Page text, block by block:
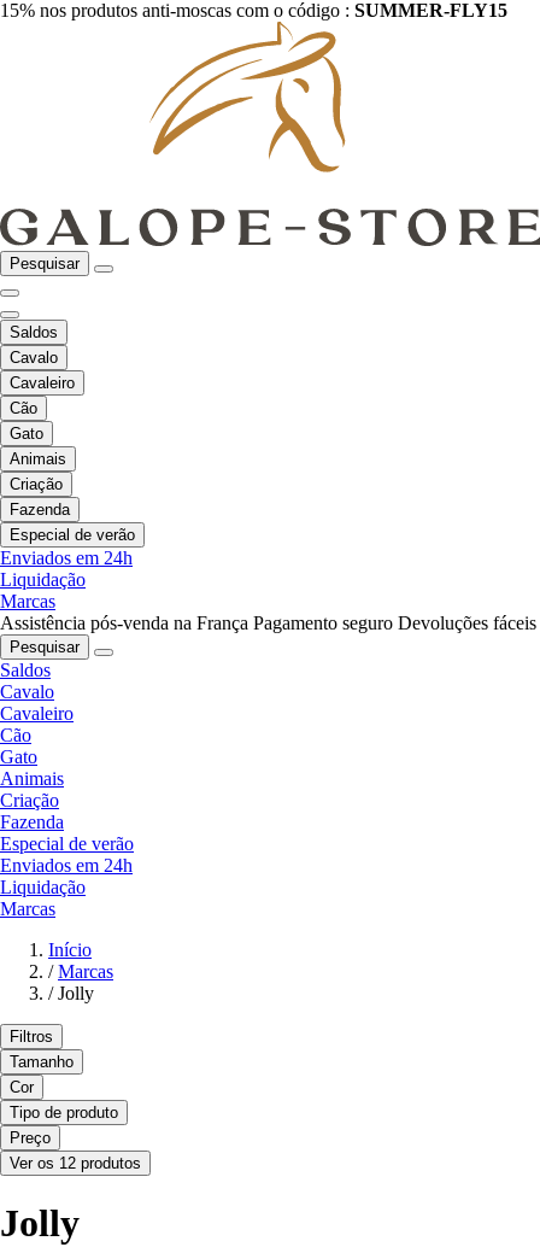
15% nos produtos anti-moscas com o código : SUMMER-FLY15
Pesquisar
Saldos
Cavalo
Cavaleiro
Cão
Gato
Animais
Criação
Fazenda
Especial de verão
Enviados em 24h
Liquidação
Marcas
Assistência pós-venda na França Pagamento seguro Devoluções fáceis
Pesquisar
Saldos
Cavalo
Cavaleiro
Cão
Gato
Animais
Criação
Fazenda
Especial de verão
Enviados em 24h
Liquidação
Marcas
Início
/ Marcas
/ Jolly
Filtros
Tamanho
Cor
Tipo de produto
Preço
Ver os 12 produtos
Jolly